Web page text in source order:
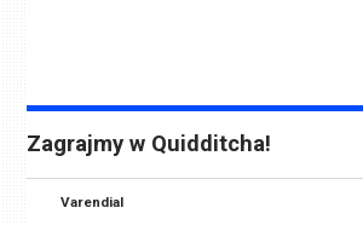
Zagrajmy w Quidditcha!
Varendial